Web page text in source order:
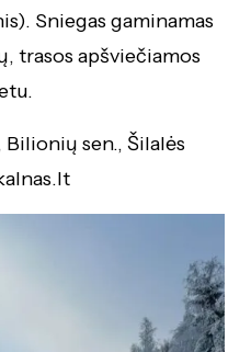
Sniegas gaminamas
trasos apšviečiamos
sen., Šilalės